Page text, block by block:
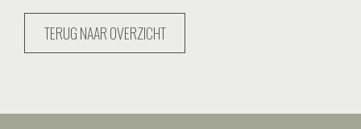
TERUG NAAR OVERZICHT